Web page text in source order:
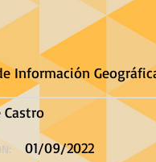
Información
Castro
01/09/2022